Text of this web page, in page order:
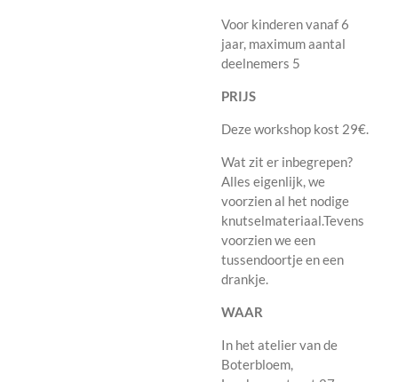
Voor kinderen vanaf 6
jaar, maximum aantal
deelnemers 5
PRIJS
Deze workshop kost 29€.
Wat zit er inbegrepen?
Alles eigenlijk, we
voorzien al het nodige
knutselmateriaal.Tevens
voorzien we een
tussendoortje en een
drankje.
WAAR
In het atelier van de
Boterbloem,